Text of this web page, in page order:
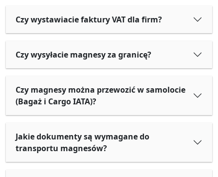
Czy wystawiacie faktury VAT dla firm?
Czy wysyłacie magnesy za granicę?
Czy magnesy można przewozić w samolocie
(Bagaż i Cargo IATA)?
Jakie dokumenty są wymagane do
transportu magnesów?